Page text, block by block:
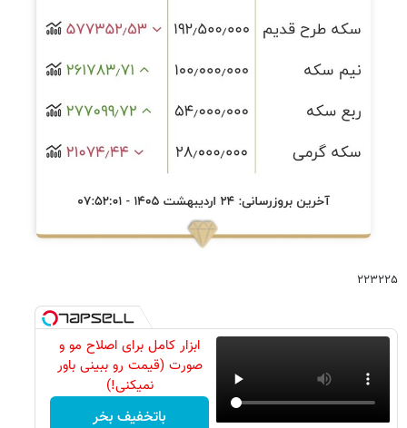
۲۲۳۲۲۵
ابزار کامل برای اصلاح مو و
صورت (قیمت رو ببینی باور
نمیکنی!)
باتخفیف بخر